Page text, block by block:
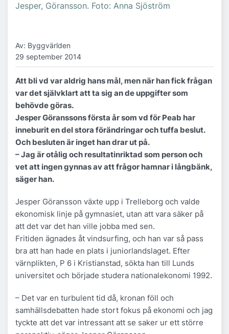
Jesper, Göransson. Foto: Anna Sjöström
Av: Byggvärlden
29 september 2014
Att bli vd var aldrig hans mål, men när han fick frågan
var det självklart att ta sig an de uppgifter som
behövde göras.
Jesper Göranssons första år som vd för Peab har
inneburit en del stora förändringar och tuffa beslut.
Och besluten är inget han drar ut på.
– Jag är otålig och resultatinriktad som person och
vet att ingen gynnas av att frågor hamnar i långbänk,
säger han.
Jesper Göransson växte upp i Trelleborg och valde
ekonomisk linje på gymnasiet, utan att vara säker på
att det var det han ville jobba med sen.
Fritiden ägnades åt vindsurfing, och han var så pass
bra att han hade en plats i juniorlandslaget. Efter
värnplikten, P 6 i Kristianstad, sökta han till Lunds
universitet och började studera nationalekonomi 1992.
– Det var en turbulent tid då, kronan föll och
samhällsdebatten hade stort fokus på ekonomi och jag
tyckte att det var intressant att se saker ur ett större